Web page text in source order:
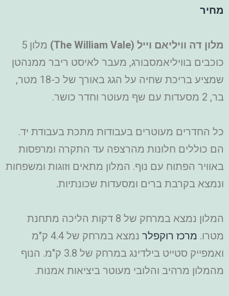
מחיר
מלון דה וויליאם וייל (The William Vale)
מלון 5
כוכבים בוויליאמסבורג, מעבר לאיסט ריבר ממנהטן
שמציע בריכת שחיה על הגג באורך של כ-18 מטר,
בר, 2 מסעדות עם שף מעוטר וחדר כושר.
כל החדרים מעוטרים בעבודות מתכת בעבודת יד.
הם כוללים חלונות מהרצפה עד התקרה ומרפסות
באוויר הפתוח עם נוף. המלון מתאים וזוגות ומשפחות
ונמצא בקרבת ברים ומסעדות שכונתיות.
המלון נמצא במרחק של 8 דקות הליכה מתחנת
מטרו. מרכז רוקפלר
נמצא במרחק של 4.4 ק"מ
ואמפייק סטייט בילדינג במרחק של 3.8 ק"מ. הנוף
מהמלון מרהיב והלובי מעוטר ביציאות אמנות.